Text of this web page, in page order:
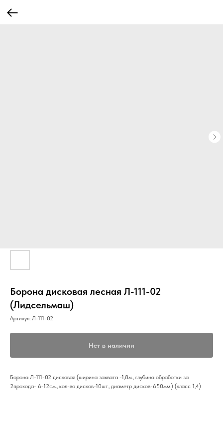
Борона дисковая лесная Л-111-02
(Лидсельмаш)
Артикул: Л-111-02
Нет в наличии
Борона Л-111-02 дисковая (ширина захвата -1,8м., глубина обработки за
2прохода- 6-12см., кол-во дисков-10шт., диаметр дисков-650мм.) (класс 1,4)